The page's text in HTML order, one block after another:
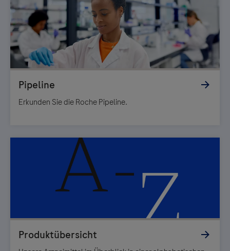
Erkunden Sie die Roche Pipeline.